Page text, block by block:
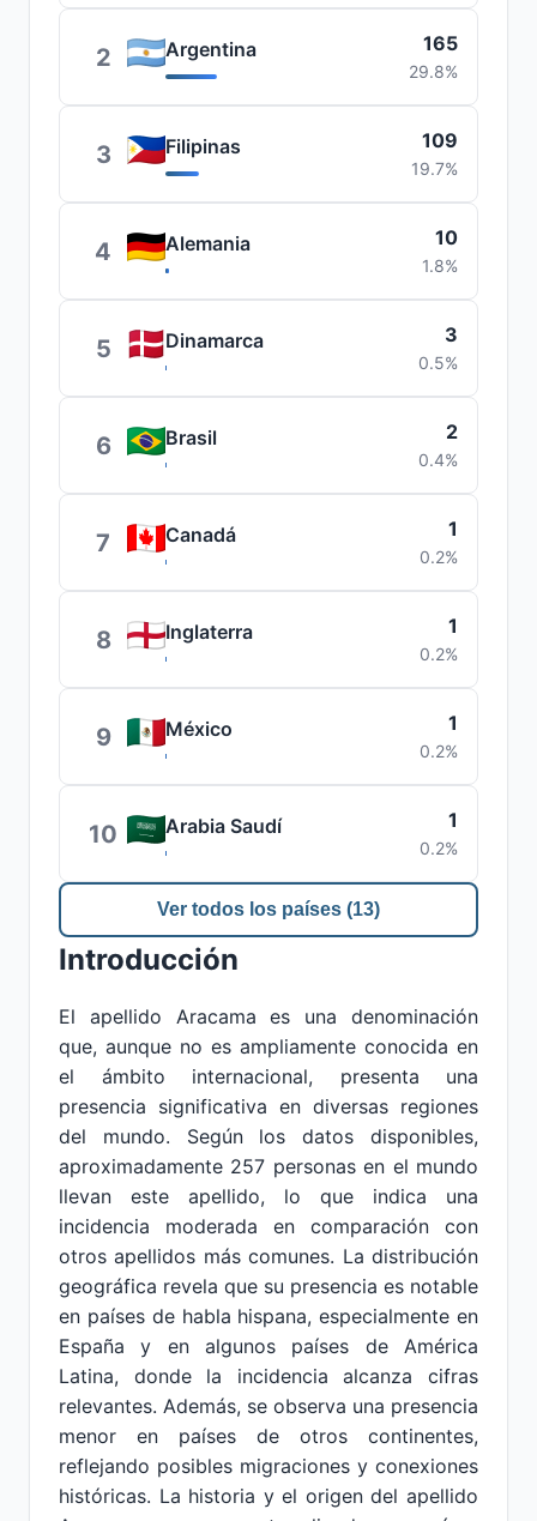
2 Argentina 165
29.8%
3 Filipinas 109
19.7%
4 Alemania 10
1.8%
5 Dinamarca 3
0.5%
6 Brasil 2
0.4%
7 Canadá 1
0.2%
8 Inglaterra 1
0.2%
9 México 1
0.2%
10 Arabia Saudí 1
0.2%
Ver todos los países (13)
Introducción
El apellido Aracama es una denominación
que, aunque no es ampliamente conocida en
el ámbito internacional, presenta una
presencia significativa en diversas regiones
del mundo. Según los datos disponibles,
aproximadamente 257 personas en el mundo
llevan este apellido, lo que indica una
incidencia moderada en comparación con
otros apellidos más comunes. La distribución
geográfica revela que su presencia es notable
en países de habla hispana, especialmente en
España y en algunos países de América
Latina, donde la incidencia alcanza cifras
relevantes. Además, se observa una presencia
menor en países de otros continentes,
reflejando posibles migraciones y conexiones
históricas. La historia y el origen del apellido